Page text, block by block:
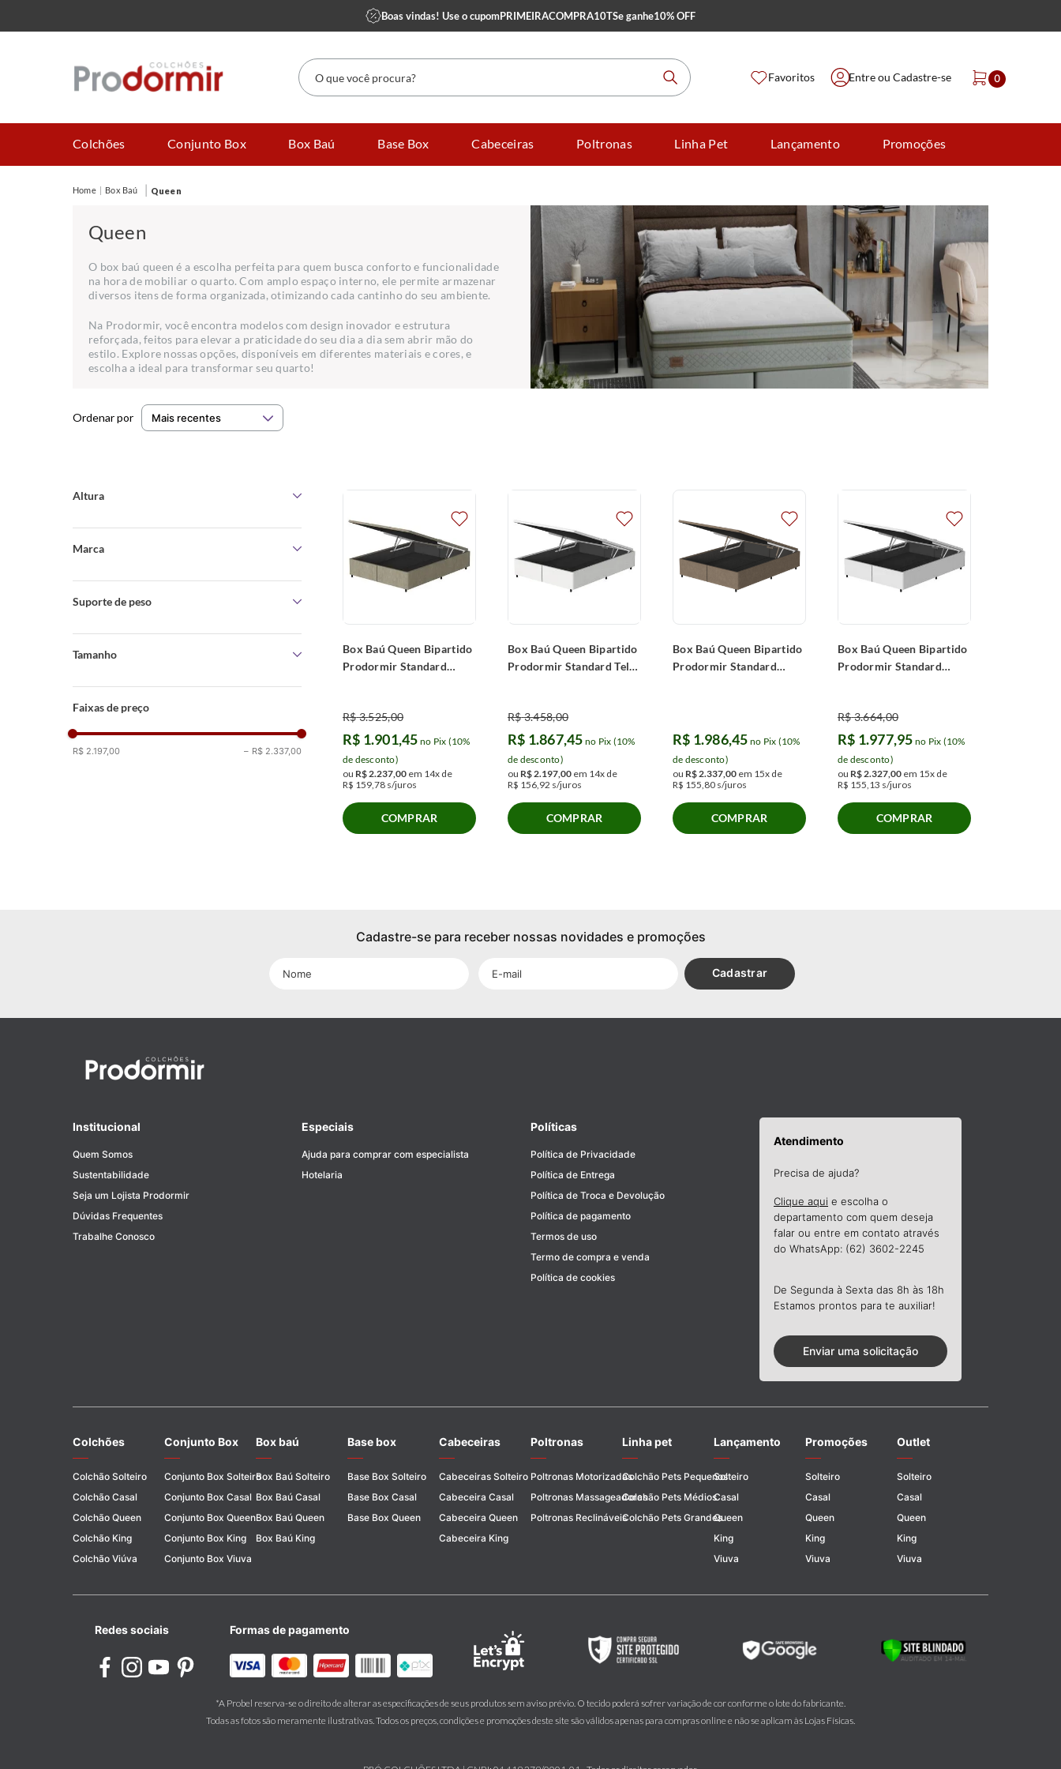
Boas vindas! Use o cupomPRIMEIRACOMPRA10TSe ganhe10% OFF
O que você procura?
Favoritos Entre ou Cadastre-se 0
Colchões Conjunto Box Box Baú Base Box Cabeceiras Poltronas Linha Pet Lançamento Promoções
Box Baú Queen
Queen
O box baú queen é a escolha perfeita para quem busca conforto e funcionalidade
na hora de mobiliar o quarto. Com amplo espaço interno, ele permite armazenar
diversos itens de forma organizada, otimizando cada cantinho do seu ambiente.
Na Prodormir, você encontra modelos com design inovador e estrutura
reforçada, feitos para elevar a praticidade do seu dia a dia sem abrir mão do
estilo. Explore nossas opções, disponíveis em diferentes materiais e cores, e
escolha a ideal para transformar seu quarto!
Mais recentes
Altura
34 cm(4)
Marca
Prodormir(4)
Suporte de peso
150 kg por pessoa (desde que haja um colchão sobre a
base)(4)
Tamanho
Queen Size(4)
Faixas de preço
R$ 2.197,00 – R$ 2.337,00
Box Baú Queen Bipartido
Prodormir Standard
R$3.525,00
R$ 1.901,45 no Pix (10%
de desconto)
ou R$2.237,00 em 14x de
R$ 159,78 s/juros
COMPRAR
Box Baú Queen Bipartido
Prodormir Standard Tela
R$3.458,00
R$ 1.867,45 no Pix (10%
de desconto)
ou R$2.197,00 em 14x de
R$ 156,92 s/juros
COMPRAR
Box Baú Queen Bipartido
Prodormir Standard
R$ 1.986,45 no Pix (10%
de desconto)
ou R$2.337,00 em 15x de
R$ 155,80 s/juros
COMPRAR
Box Baú Queen Bipartido
Prodormir Standard
R$3.664,00
R$ 1.977,95 no Pix (10%
de desconto)
ou R$2.327,00 em 15x de
R$ 155,13 s/juros
COMPRAR
Cadastre-se para receber nossas novidades e promoções
Cadastrar
Institucional
Quem Somos
Sustentabilidade
Seja um Lojista Prodormir
Dúvidas Frequentes
Trabalhe Conosco
Especiais
Ajuda para comprar com especialista
Hotelaria
Políticas
Política de Privacidade
Política de Entrega
Política de Troca e Devolução
Política de pagamento
Termos de uso
Termo de compra e venda
Política de cookies
Atendimento
Precisa de ajuda?
Clique aqui e escolha o
departamento com quem deseja
falar ou entre em contato através
do WhatsApp: (62) 3602-2245
De Segunda à Sexta das 8h às 18h
Estamos prontos para te auxiliar!
Enviar uma solicitação
Colchões
Colchão Solteiro
Colchão Casal
Colchão Queen
Colchão King
Colchão Viúva
Conjunto Box
Conjunto Box Solteiro
Conjunto Box Casal
Conjunto Box Queen
Conjunto Box King
Conjunto Box Viuva
Box baú
Box Baú Solteiro
Box Baú Casal
Box Baú Queen
Box Baú King
Base box
Base Box Solteiro
Base Box Casal
Base Box Queen
Cabeceiras
Cabeceiras Solteiro
Cabeceira Casal
Cabeceira Queen
Cabeceira King
Poltronas
Poltronas Motorizadas
Poltronas Massageadoras
Poltronas Reclináveis
Linha pet
Colchão Pets Pequenos
Colchão Pets Médios
Colchão Pets Grandes
Lançamento
Solteiro
Casal
Queen
King
Viuva
Promoções
Solteiro
Casal
Queen
King
Viuva
Outlet
Solteiro
Casal
Queen
King
Viuva
Redes sociais Formas de pagamento
*A Probel reserva-se o direito de alterar as especificações de seus produtos sem aviso prévio. O tecido poderá sofrer variação de cor conforme o lote do fabricante.
Todas as fotos são meramente ilustrativas. Todos os preços, condições e promoções deste site são válidos apenas para compras online e não se aplicam às Lojas Físicas.